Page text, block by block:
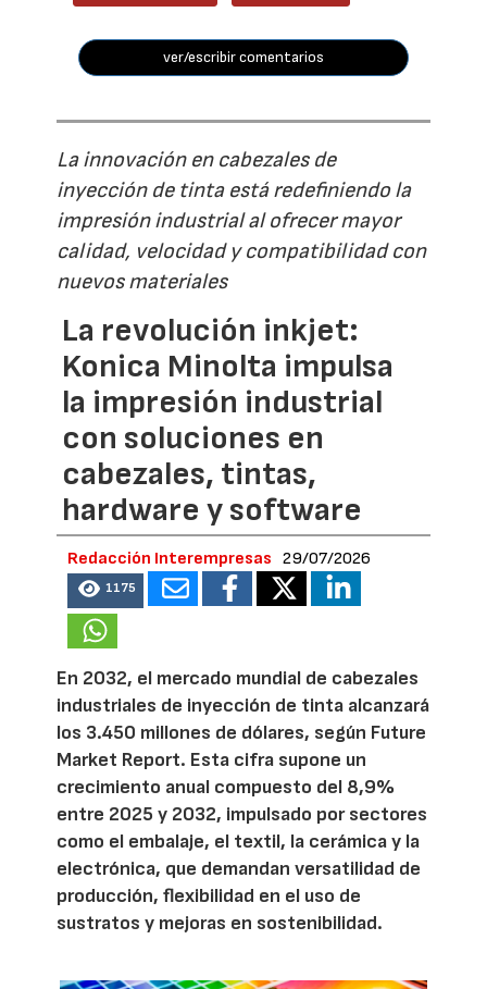
ver/escribir comentarios
La innovación en cabezales de
inyección de tinta está redefiniendo la
impresión industrial al ofrecer mayor
calidad, velocidad y compatibilidad con
nuevos materiales
La revolución inkjet:
Konica Minolta impulsa
la impresión industrial
con soluciones en
cabezales, tintas,
hardware y software
Redacción Interempresas 29/07/2026
1175
En 2032, el mercado mundial de cabezales
industriales de inyección de tinta alcanzará
los 3.450 millones de dólares, según Future
Market Report. Esta cifra supone un
crecimiento anual compuesto del 8,9%
entre 2025 y 2032, impulsado por sectores
como el embalaje, el textil, la cerámica y la
electrónica, que demandan versatilidad de
producción, flexibilidad en el uso de
sustratos y mejoras en sostenibilidad.